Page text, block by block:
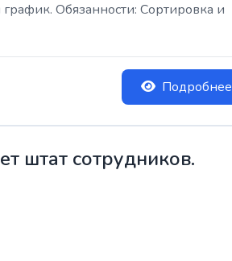
Обязанности: Сортировка и
Подробнее
штат сотрудников.